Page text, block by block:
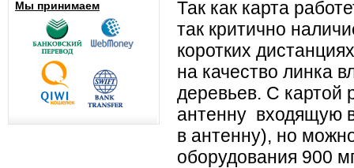
Мы принимаем
Так как карта
так критично
коротких
на качество линка
деревьев. С картой
антенну входящую
в антенну), но
оборудования 900